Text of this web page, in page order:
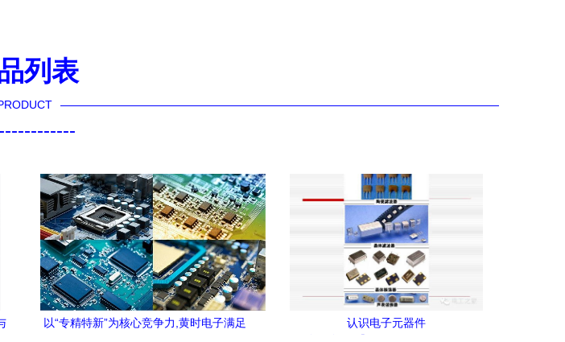
列表
以“专精特新”为核心竞争力,黄时电子满足
认识电子元器件